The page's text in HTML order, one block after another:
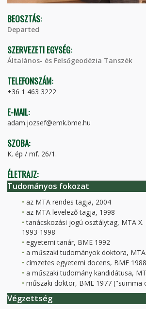
BEOSZTÁS:
Departed
SZERVEZETI EGYSÉG:
Általános- és Felsőgeodézia Tanszék
TELEFONSZÁM:
+36 1 463 3222
E-MAIL:
adam.jozsef@emk.bme.hu
SZOBA:
K. ép / mf. 26/1.
ÉLETRAJZ:
Tudományos fokozat
az MTA rendes tagja, 2004
az MTA levelező tagja, 1998
tanácskozási jogú osztálytag, MTA X.
1993-1998
egyetemi tanár, BME 1992
a műszaki tudományok doktora,
címzetes egyetemi docens, BME 1988
a műszaki tudomány kandidátusa,
műszaki doktor, BME 1977 ("summa
Végzettség